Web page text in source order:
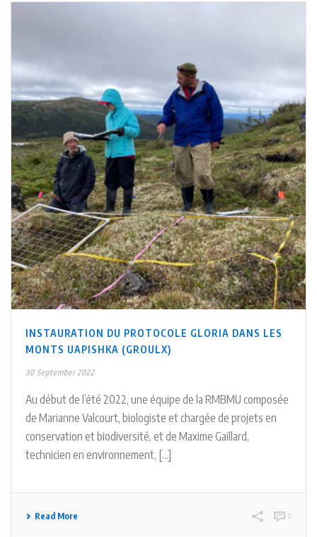
INSTAURATION DU PROTOCOLE GLORIA DANS LES
MONTS UAPISHKA (GROULX)
30 September 2022
Au début de l’été 2022, une équipe de la RMBMU composée
de Marianne Valcourt, biologiste et chargée de projets en
conservation et biodiversité, et de Maxime Gaillard,
technicien en environnement, [...]
Read More 0